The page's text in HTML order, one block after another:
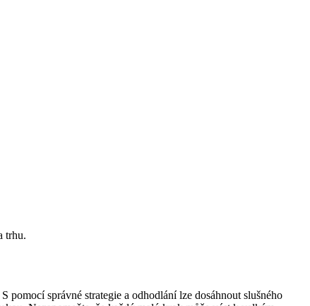
trhu.
správné strategie a odhodlání lze dosáhnout slušného